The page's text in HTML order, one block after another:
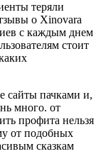
теряли
о Xinovara
с каждым днем
стоит
сайты пачками и,
много. от
профита нельзя
от подобных
сказкам